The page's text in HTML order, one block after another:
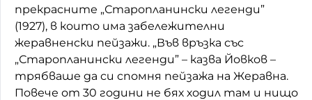
прекрасните „Старопланински легенди”
(1927), в които има забележителни
жеравненски пейзажи. „Във връзка със
„Старопланински легенди” – казва Йовков –
трябваше да си спомня пейзажа на Жеравна.
Повече от 30 години не бях ходил там и нищо